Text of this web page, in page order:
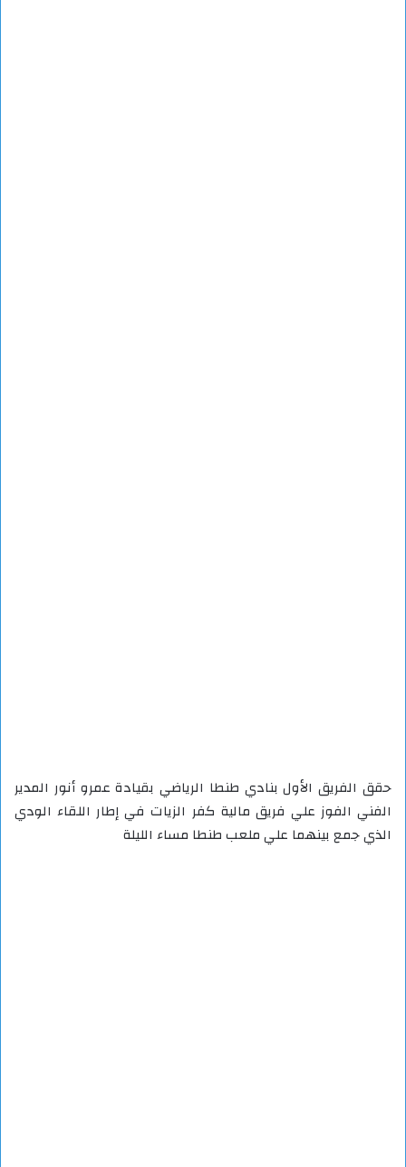
حقق الفريق الأول بنادي طنطا الرياضي بقيادة عمرو أنور المدير
الفني الفوز علي فريق مالية كفر الزيات في إطار اللقاء الودي
الذي جمع بينهما علي ملعب طنطا مساء الليلة